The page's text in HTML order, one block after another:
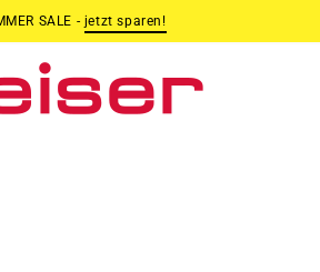
SALE - jetzt sparen!